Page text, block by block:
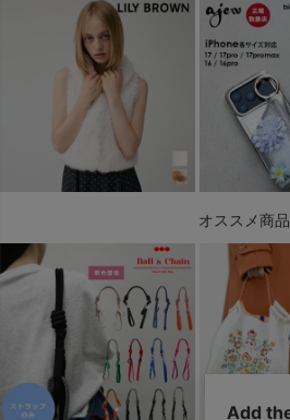
オススメ商品